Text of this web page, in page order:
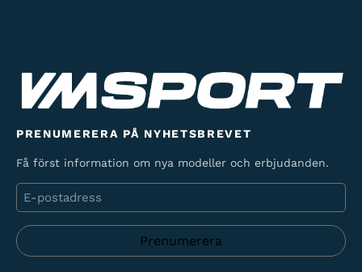
PRENUMERERA PÅ NYHETSBREVET
Få först information om nya modeller och erbjudanden.
E-
post